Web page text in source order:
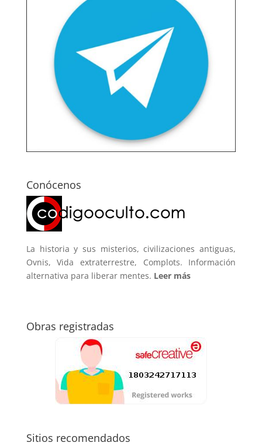
Conócenos
La historia y sus misterios, civilizaciones antiguas,
Ovnis, Vida extraterrestre, Complots. Información
alternativa para liberar mentes. Leer más
Obras registradas
Sitios recomendados